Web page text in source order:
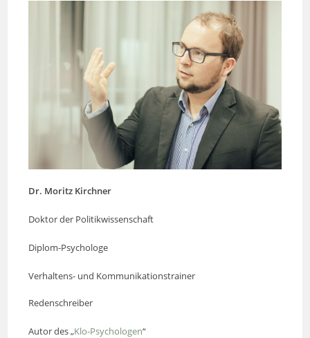
Dr. Moritz Kirchner
Doktor der Politikwissenschaft
Diplom-Psychologe
Verhaltens- und Kommunikationstrainer
Redenschreiber
Autor des „Klo-Psychologen“